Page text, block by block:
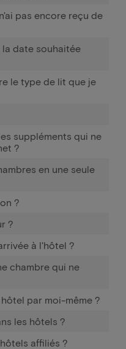
pas encore reçu de
date souhaitée
le type de lit que je
suppléments qui ne
?
en une seule
?
?
à l'hôtel ?
chambre qui ne
par moi-même ?
les hôtels ?
affiliés ?